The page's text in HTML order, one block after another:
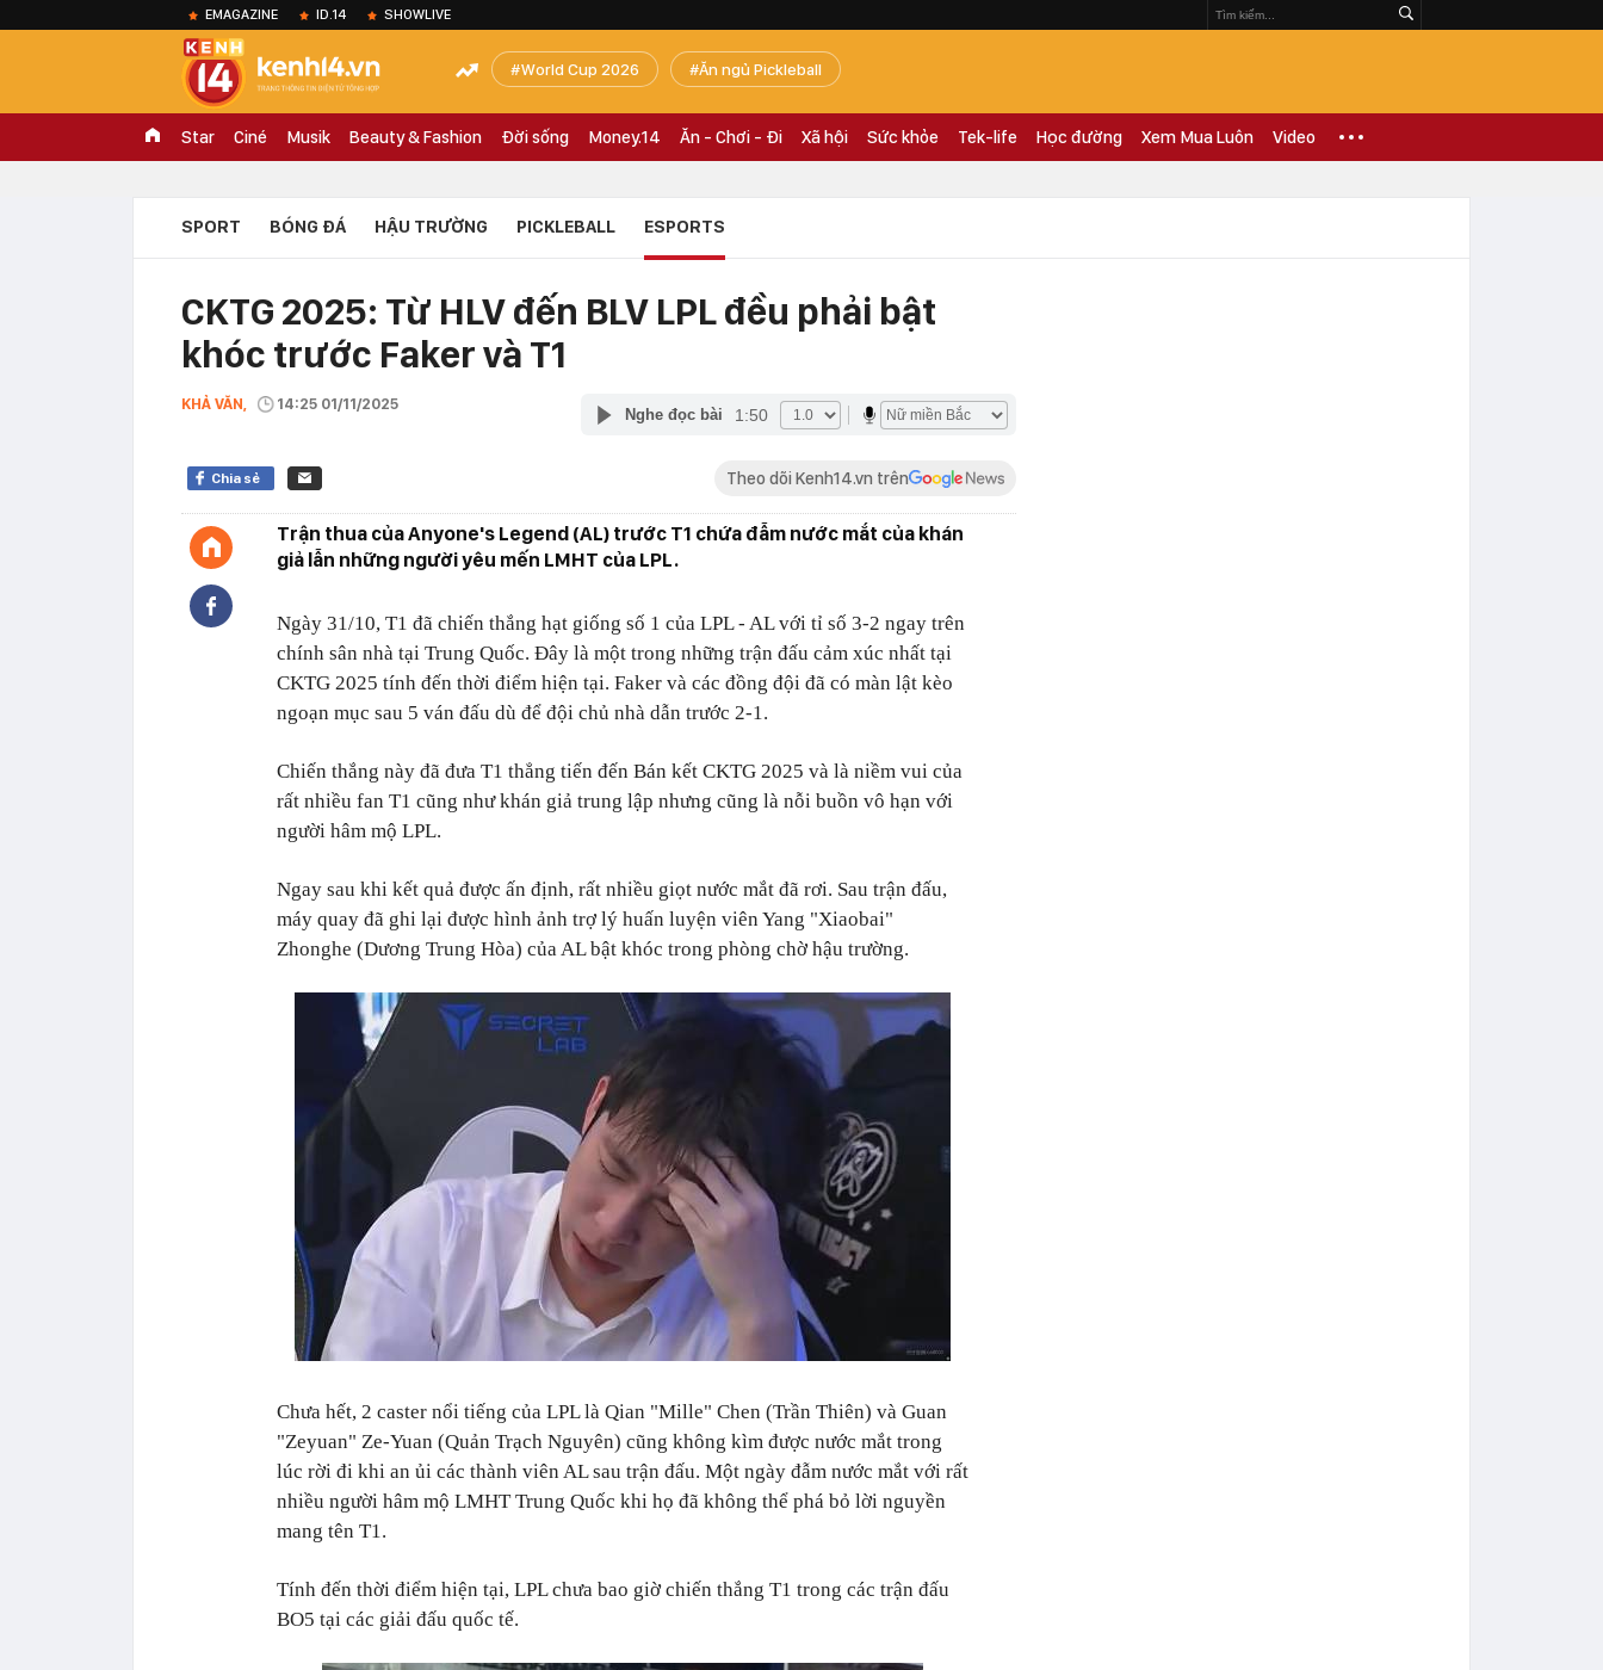
EMAGAZINE ID.14 SHOWLIVE
World Cup 2026 Ăn ngủ Pickleball
Star Ciné Musik Beauty & Fashion Đời sống Money.14 Ăn - Chơi - Đi Xã hội Sức khỏe Tek-life Học đường Xem Mua Luôn Video
SPORT BÓNG ĐÁ HẬU TRƯỜNG PICKLEBALL ESPORTS
CKTG 2025: Từ HLV đến BLV LPL đều phải bật
khóc trước Faker và T1
KHẢ VĂN, 14:25 01/11/2025
Nghe đọc bài 1:50
Chia sẻ Theo dõi Kenh14.vn trên
Trận thua của Anyone's Legend (AL) trước T1 chứa đẫm nước mắt của khán
giả lẫn những người yêu mến LMHT của LPL.
Ngày 31/10, T1 đã chiến thắng hạt giống số 1 của LPL - AL với tỉ số 3-2 ngay trên
chính sân nhà tại Trung Quốc. Đây là một trong những trận đấu cảm xúc nhất tại
CKTG 2025 tính đến thời điểm hiện tại. Faker và các đồng đội đã có màn lật kèo
ngoạn mục sau 5 ván đấu dù để đội chủ nhà dẫn trước 2-1.
Chiến thắng này đã đưa T1 thẳng tiến đến Bán kết CKTG 2025 và là niềm vui của
rất nhiều fan T1 cũng như khán giả trung lập nhưng cũng là nỗi buồn vô hạn với
người hâm mộ LPL.
Ngay sau khi kết quả được ấn định, rất nhiều giọt nước mắt đã rơi. Sau trận đấu,
máy quay đã ghi lại được hình ảnh trợ lý huấn luyện viên Yang "Xiaobai"
Zhonghe (Dương Trung Hòa) của AL bật khóc trong phòng chờ hậu trường.
Chưa hết, 2 caster nổi tiếng của LPL là Qian "Mille" Chen (Trần Thiên) và Guan
"Zeyuan" Ze-Yuan (Quản Trạch Nguyên) cũng không kìm được nước mắt trong
lúc rời đi khi an ủi các thành viên AL sau trận đấu. Một ngày đẫm nước mắt với rất
nhiều người hâm mộ LMHT Trung Quốc khi họ đã không thể phá bỏ lời nguyền
mang tên T1.
Tính đến thời điểm hiện tại, LPL chưa bao giờ chiến thắng T1 trong các trận đấu
BO5 tại các giải đấu quốc tế.